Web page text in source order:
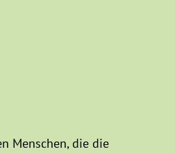
Menschen, die die